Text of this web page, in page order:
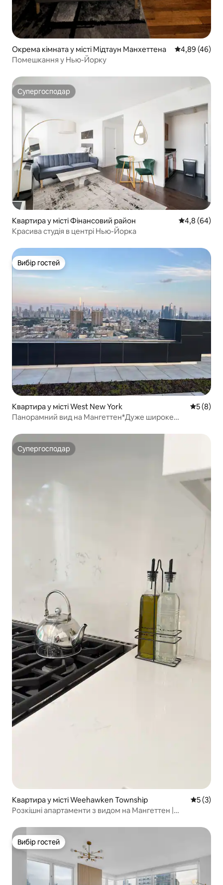
Окрема кімната у місті Мідтаун Манхеттена Середня
4,89 (46)
Помешкання у Нью-Йорку
Супергосподар
Супергосподар
Квартира у місті Фінансовий район Середня
4,8 (64)
Красива студія в центрі Нью-Йорка
Вибір гостей
Вибір гостей
Квартира у місті West New York Середня
5 (8)
Панорамний вид на Мангеттен*Дуже широке
Супергосподар
Супергосподар
Квартира у місті Weehawken Township Середня
5 (3)
Розкішні апартаменти з видом на Мангеттен |
Вибір гостей
Вибір гостей